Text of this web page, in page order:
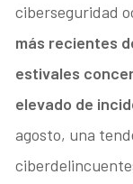
ciberseguridad
más recientes
estivales
elevado de
agosto, una